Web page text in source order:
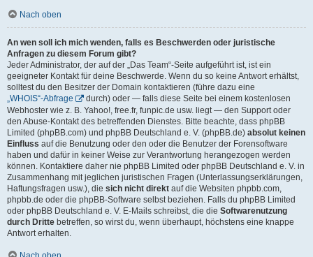
Nach oben
An wen soll ich mich wenden, falls es Beschwerden oder juristische
Anfragen zu diesem Forum gibt?
Jeder Administrator, der auf der „Das Team“-Seite aufgeführt ist, ist ein
geeigneter Kontakt für deine Beschwerde. Wenn du so keine Antwort erhältst,
solltest du den Besitzer der Domain kontaktieren (führe dazu eine
„WHOIS“-Abfrage
durch) oder — falls diese Seite bei einem kostenlosen
Webhoster wie z. B. Yahoo!, free.fr, funpic.de usw. liegt — den Support oder
den Abuse-Kontakt des betreffenden Dienstes. Bitte beachte, dass phpBB
Limited (phpBB.com) und phpBB Deutschland e. V. (phpBB.de) absolut keinen
Einfluss auf die Benutzung oder den oder die Benutzer der Forensoftware
haben und dafür in keiner Weise zur Verantwortung herangezogen werden
können. Kontaktiere daher nie phpBB Limited oder phpBB Deutschland e. V. in
Zusammenhang mit jeglichen juristischen Fragen (Unterlassungserklärungen,
Haftungsfragen usw.), die sich nicht direkt auf die Websiten phpbb.com,
phpbb.de oder die phpBB-Software selbst beziehen. Falls du phpBB Limited
oder phpBB Deutschland e. V. E-Mails schreibst, die die Softwarenutzung
durch Dritte betreffen, so wirst du, wenn überhaupt, höchstens eine knappe
Antwort erhalten.